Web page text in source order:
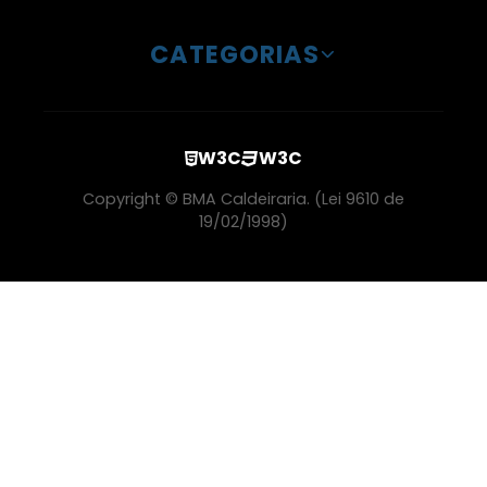
Serviço De Manutenção Em Caldeiras
CATEGORIAS
Copyright © BMA Caldeiraria. (Lei 9610 de
19/02/1998)
W3C W3C